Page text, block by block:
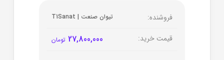
فروشنده: تیوان صنعت | T1Sanat
قیمت خرید: 27,800,000 تومان